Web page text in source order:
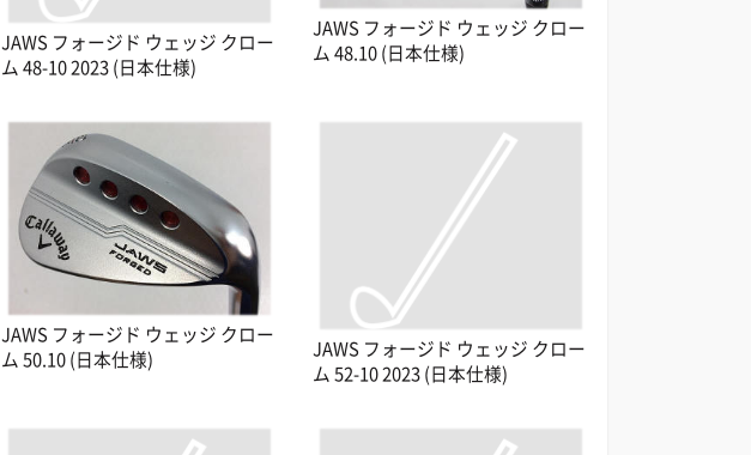
JAWS フォージド ウェッジ クロー
ム 48-10 2023 (日本仕様)
JAWS フォージド ウェッジ クロー
ム 48.10 (日本仕様)
JAWS フォージド ウェッジ クロー
ム 50.10 (日本仕様)
JAWS フォージド ウェッジ クロー
ム 52-10 2023 (日本仕様)